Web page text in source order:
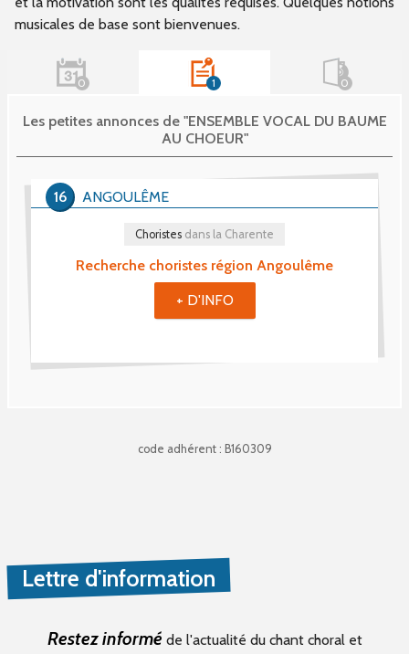
musicales de base sont bienvenues.
0 1
Les petites annonces de "ENSEMBLE VOCAL DU BAUME
AU CHOEUR"
Recherche choristes région Angoulême
Choristes dans la Charente
ANGOULÊME
16
+ D'INFO
0
code adhérent : B160309
Lettre d'information
Restez informé de l'actualité du chant choral et